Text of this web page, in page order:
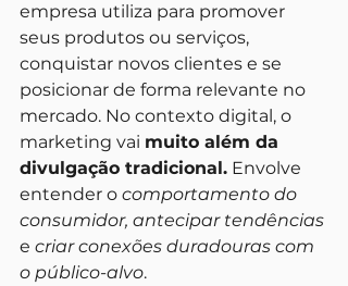
empresa utiliza para promover
seus produtos ou serviços,
conquistar novos clientes e se
posicionar de forma relevante no
mercado. No contexto digital, o
marketing vai muito além da
divulgação tradicional. Envolve
entender o comportamento do
consumidor, antecipar tendências
e criar conexões duradouras com
o público-alvo.